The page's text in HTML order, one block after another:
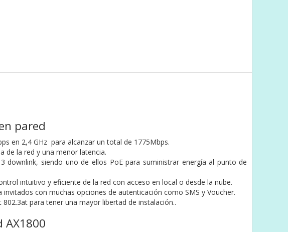
pared
en 2,4 GHz para alcanzar un total de 1775Mbps.
de la red y una menor latencia.
downlink, siendo uno de ellos PoE para suministrar energía al punto de
intuitivo y eficiente de la red con acceso en local o desde la nube.
con muchas opciones de autenticación como SMS y Voucher.
para tener una mayor libertad de instalación..
AX1800